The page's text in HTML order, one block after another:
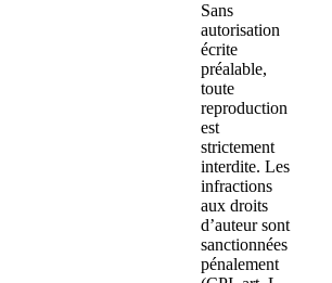
Sans
autorisation
écrite
préalable,
toute
reproduction
est
strictement
interdite. Les
infractions
aux droits
d’auteur sont
sanctionnées
pénalement